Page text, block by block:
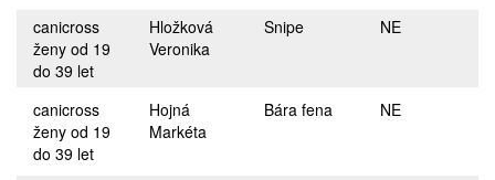
canicross
ženy od 19
do 39 let
Hložková
Veronika
Snipe NE
canicross
ženy od 19
do 39 let
Hojná
Markéta
Bára fena NE